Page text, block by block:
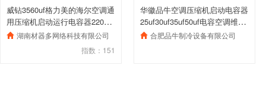
威钻3560uf格力美的海尔空调通
用压缩机启动运行电容器220V
家用湖南材器多网络科技有限公司
指数：151
华徽品牛空调压缩机启动电容器
25uf30uf35uf50uf电容空调维修
配件合肥品牛制冷设备有限公司